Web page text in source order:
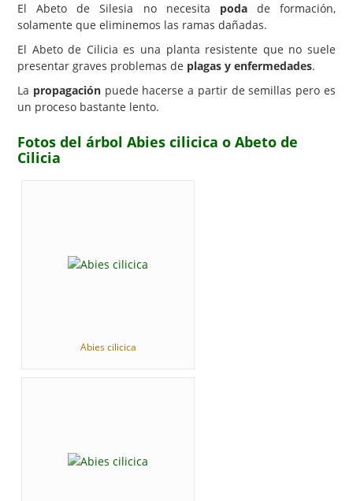
El Abeto de Silesia no necesita podade formación,
solamente que eliminemos las ramas dañadas.
El Abeto de Cilicia es una planta resistente que no suele
presentar graves problemas de plagas y enfermedades.
La propagaciónpuede hacerse a partir de semillas pero es
un proceso bastante lento.
Fotos del árbol Abies cilicica o Abeto de
Cilicia
Abies cilicica